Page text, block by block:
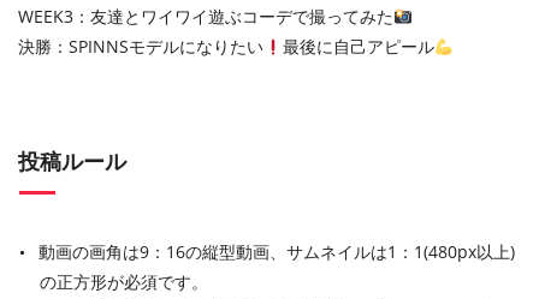
WEEK3：友達とワイワイ遊ぶコーデで撮ってみた
決勝：SPINNSモデルになりたい
最後に自己アピール
投稿ルール
動画の画角は9：16の縦型動画、サムネイルは1：1(480px以上)
の正方形が必須です。